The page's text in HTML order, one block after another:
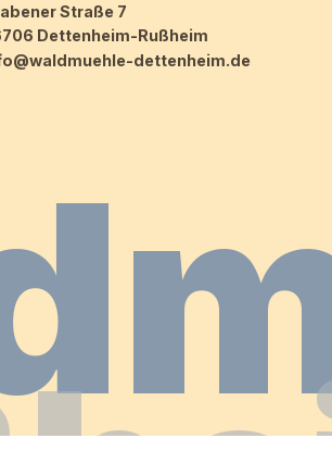
Straße 7
Dettenheim-Rußheim
dettenheim.de